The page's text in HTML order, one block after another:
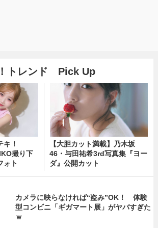
トレンド Pick Up
キ！
撮り下
ォト
【大胆カット満載】乃木坂
46・与田祐希3rd写真集『ヨー
ダ』公開カット
カメラに映らなければ“盗み”OK！ 体験
型コンビニ「ギガマート展」がヤバすぎた
ｗ